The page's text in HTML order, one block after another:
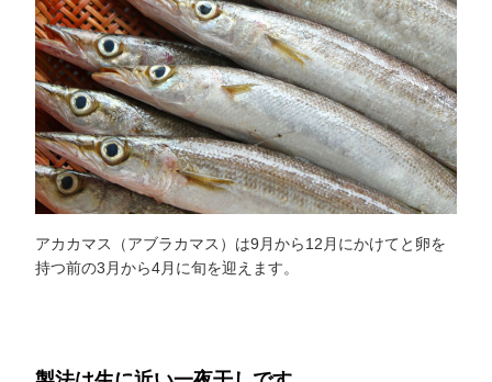
アカカマス（アブラカマス）は9月から12月にかけてと卵を
持つ前の3月から4月に旬を迎えます。